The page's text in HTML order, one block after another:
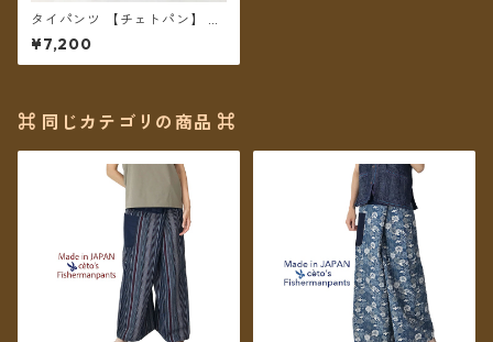
タイパンツ 【チェトパン】 Fi
shermanpants-025 ＊メール
便送料無料＊
¥7,200
⌘ 同じカテゴリの商品 ⌘